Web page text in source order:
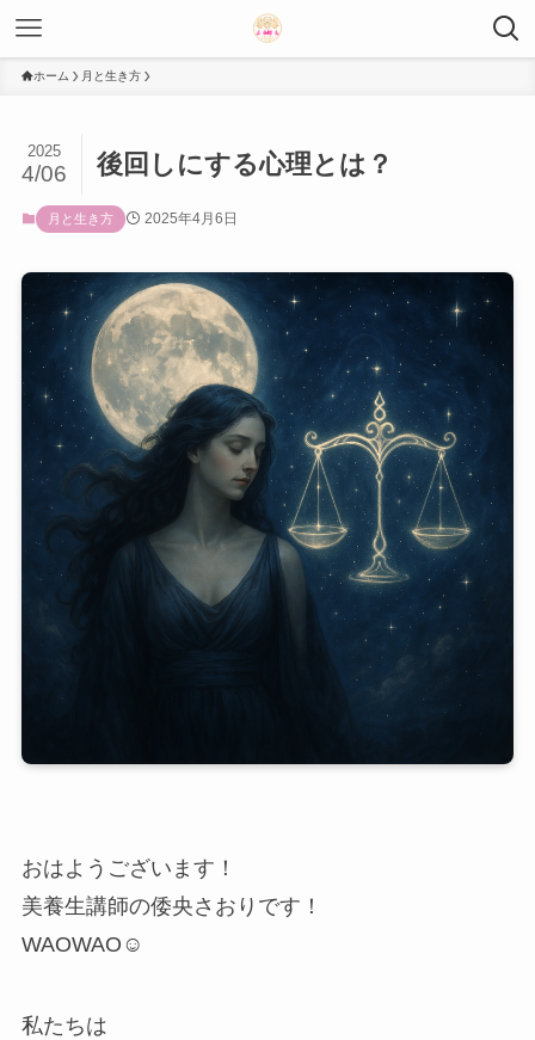
ホーム 月と生き方
後回しにする心理とは？
2025
4/06
月と生き方 2025年4月6日
おはようございます！
美養生講師の倭央さおりです！
WAOWAO☺
私たちは